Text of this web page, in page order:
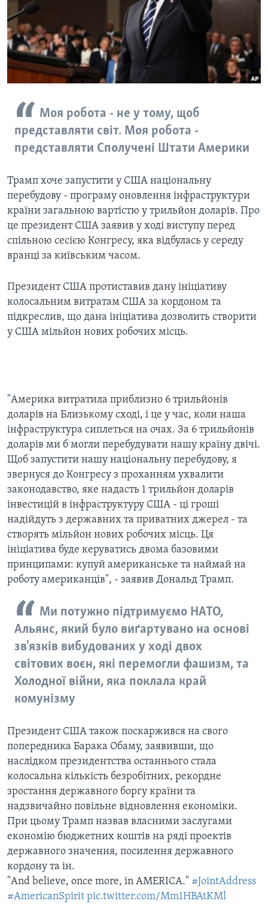
СУСПІЛЬСТВО
ЕКОНОМІКА
ІСТОРІЇ УСПІХУ УКРАЇНЦІВ
ТЕЛЕПРОГРАМИ
ЧАС-TIME
БРИФІНГ ГОЛОСУ АМЕРИКИ
ВІКНО В АМЕРИКУ
ПРАЙМ-ТАЙМ
ПОГЛЯД З ВАШИНГТОНА
ENGLISH
Learning English
МИ В СОЦМЕРЕЖАХ
Моя робота - не у тому, щоб
представляти світ. Моя робота -
представляти Сполучені Штати Америки
Трамп хоче запустити у США національну
перебудову - програму оновлення інфраструктури
країни загальною вартістю у трильйон доларів. Про
це президент США заявив у ході виступу перед
спільною сесією Конгресу, яка відбулась у середу
вранці за київським часом.
Президент США протиставив дану ініціативу
колосальним витратам США за кордоном та
підкреслив, що дана ініціатива дозволить створити
у США мільйон нових робочих місць.
"Америка витратила приблизно 6 трильйонів
доларів на Близькому сході, і це у час, коли наша
інфраструктура сиплеться на очах. За 6 трильйонів
доларів ми б могли перебудувати нашу країну двічі.
Щоб запустити нашу національну перебудову, я
звернуся до Конгресу з проханням ухвалити
законодавство, яке надасть 1 трильйон доларів
інвестицій в інфраструктуру США - ці гроші
надійдуть з державних та приватних джерел - та
створять мільйон нових робочих місць. Ця
ініціатива буде керуватись двома базовими
принципами: купуй американське та наймай на
роботу американців", - заявив Дональд Трамп.
Ми потужно підтримуємо НАТО,
Альянс, який було виґартувано на основі
зв'язків вибудованих у ході двох
світових воєн, які перемогли фашизм, та
Холодної війни, яка поклала край
комунізму
Президент США також поскаржився на свого
попередника Барака Обаму, заявивши, що
наслідком президентства останнього стала
колосальна кількість безробітних, рекордне
зростання державного боргу країни та
надзвичайно повільне відновлення економіки.
При цьому Трамп назвав власними заслугами
економію бюджетних коштів на ряді проектів
державного значення, посилення державного
кордону та ін.
"And believe, once more, in AMERICA." #JointAddress
#AmericanSpirit pic.twitter.com/Mm1HBAtKMl